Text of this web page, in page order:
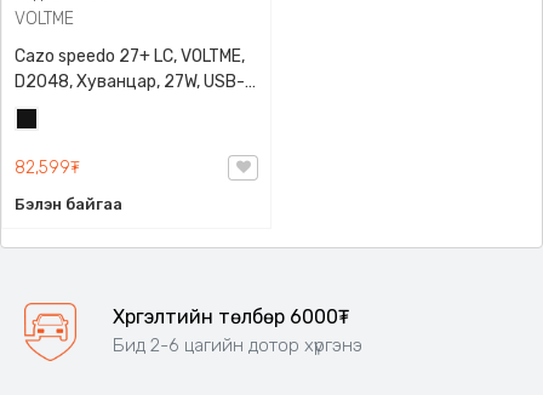
VOLTME
Cazo speedo 27+ LC, VOLTME,
D2048, Хуванцар, 27W, USB-C
порт, Lighting кабельтай
машины хос цэнэглэгч
82,599₮
Бэлэн байгаа
Хүргэлтийн төлбөр 6000₮
Бид 2-6 цагийн дотор хүргэнэ